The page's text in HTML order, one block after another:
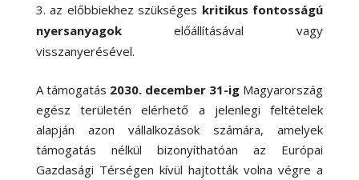
az előbbiekhez szükséges kritikus fontosságú
nyersanyagokelőállításával vagy
visszanyerésével.
A támogatás 2030. december 31-ig Magyarország
egész területén elérhető a jelenlegi feltételek
alapján azon vállalkozások számára, amelyek
támogatás nélkül bizonyíthatóan az Európai
Gazdasági Térségen kívül hajtották volna végre a